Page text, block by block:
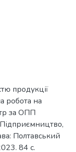
продукції
робота на
за ОПП
Полтавський
84 с.